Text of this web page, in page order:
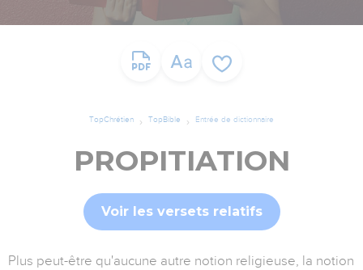
TopChrétien TopBible Entrée de dictionnaire
PROPITIATION
Voir les versets relatifs
Plus peut-être qu'aucune autre notion religieuse, la notion